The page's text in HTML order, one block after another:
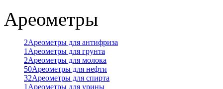
Ареометры
2Ареометры для антифриза
1 Ареометры для грунта
2Ареометры для молока
50Ареометры для нефти
32Ареометры для спирта
1 Ареометры для урины